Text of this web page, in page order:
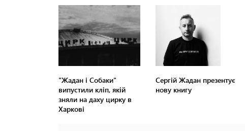
"Жадан і Собаки"
випустили кліп, якій
зняли на даху цирку в
Харкові
Сергій Жадан презентує
нову книгу